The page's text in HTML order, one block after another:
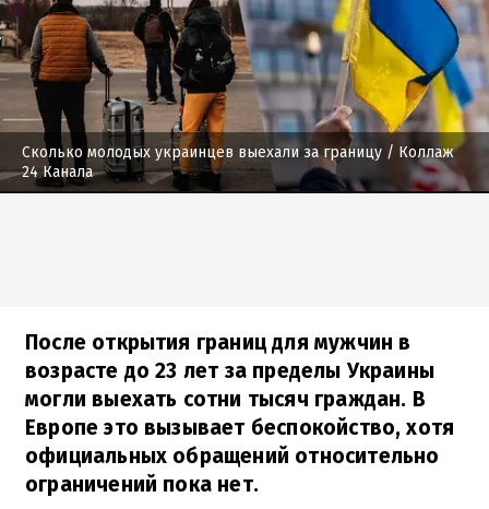
Сколько молодых украинцев выехали за границу / Коллаж
24 Канала
После открытия границ для мужчин в
возрасте до 23 лет за пределы Украины
могли выехать сотни тысяч граждан. В
Европе это вызывает беспокойство, хотя
официальных обращений относительно
ограничений пока нет.